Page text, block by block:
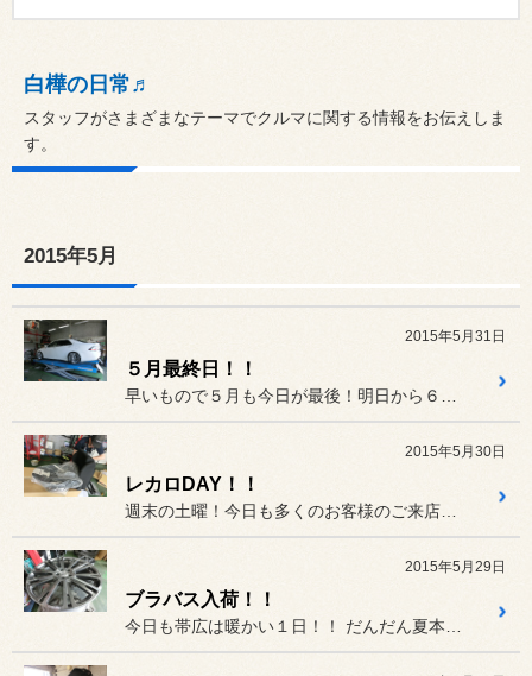
白樺の日常♬
スタッフがさまざまなテーマでクルマに関する情報をお伝えしま
す。
2015年5月
2015年5月31日
５月最終日！！
2015年5月30日
レカロDAY！！
2015年5月29日
ブラバス入荷！！